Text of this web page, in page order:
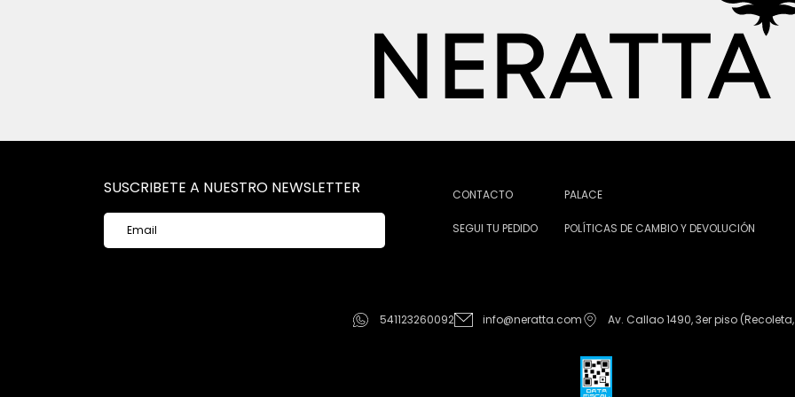
SUSCRIBETE A NUESTRO NEWSLETTER CONTACTO PALACE
SEGUI TU PEDIDO POLÍTICAS DE CAMBIO Y DEVOLUCIÓN
541123260092 info@neratta.com Av. Callao 1490, 3er piso (Recoleta,